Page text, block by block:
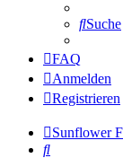
Suche
FAQ
Anmelden
Registrieren
Sunflower
Suche